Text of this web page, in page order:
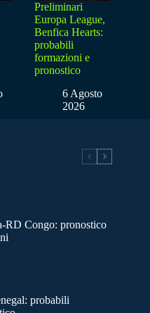
Preliminari
Europa League,
Benfica Hearts:
probabili
formazioni e
pronostico
6 Agosto
2026
RD Congo: pronostico
probabili